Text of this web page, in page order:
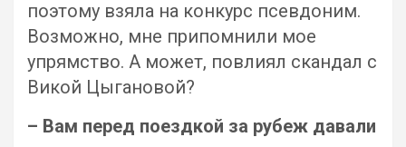
поэтому взяла на конкурс псевдоним.
Возможно, мне припомнили мое
упрямство. А может, повлиял скандал с
Викой Цыгановой?
– Вам перед поездкой за рубеж давали